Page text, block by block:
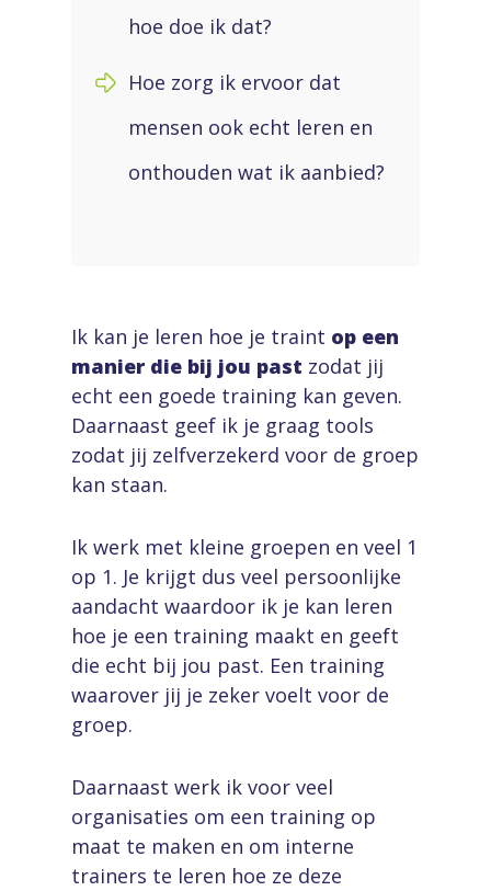
hoe doe ik dat?
Hoe zorg ik ervoor dat
mensen ook echt leren en
onthouden wat ik aanbied?
Ik kan je leren hoe je traint op een
manier die bij jou past zodat jij
echt een goede training kan geven.
Daarnaast geef ik je graag tools
zodat jij zelfverzekerd voor de groep
kan staan.
Ik werk met kleine groepen en veel 1
op 1. Je krijgt dus veel persoonlijke
aandacht waardoor ik je kan leren
hoe je een training maakt en geeft
die echt bij jou past. Een training
waarover jij je zeker voelt voor de
groep.
Daarnaast werk ik voor veel
organisaties om een training op
maat te maken en om interne
trainers te leren hoe ze deze